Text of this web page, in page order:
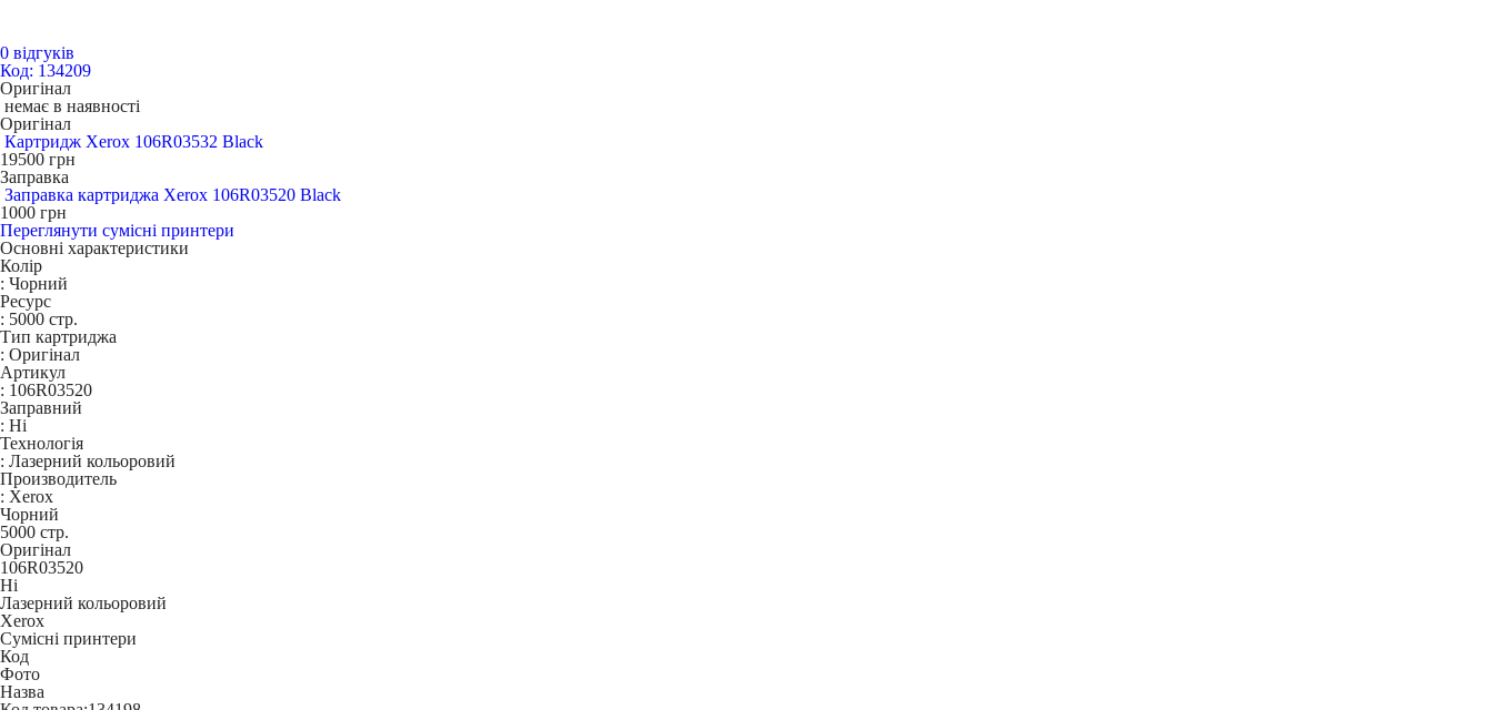
0 відгуків
Код: 134209
Оригінал
немає в наявності
Оригінал
Картридж Xerox 106R03532 Black
19500 грн
Заправка
Заправка картриджа Xerox 106R03520 Black
1000 грн
Переглянути сумісні принтери
Основні характеристики
Колір
: Чорний
Ресурс
: 5000 стр.
Тип картриджа
: Оригінал
Артикул
: 106R03520
Заправний
: Ні
Технологія
: Лазерний кольоровий
Производитель
: Xerox
Чорний
5000 стр.
Оригінал
106R03520
Ні
Лазерний кольоровий
Xerox
Сумісні принтери
Код
Фото
Назва